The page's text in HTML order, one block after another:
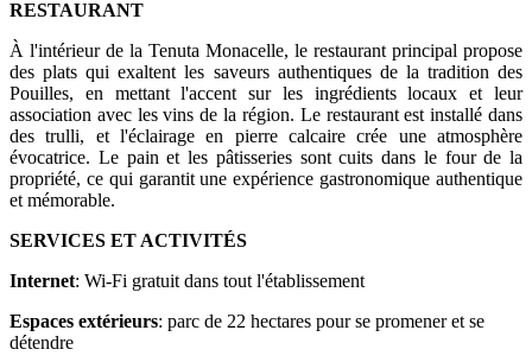
RESTAURANT
À l'intérieur de la Tenuta Monacelle, le restaurant principal propose
des plats qui exaltent les saveurs authentiques de la tradition des
Pouilles, en mettant l'accent sur les ingrédients locaux et leur
association avec les vins de la région. Le restaurant est installé dans
des trulli, et l'éclairage en pierre calcaire crée une atmosphère
évocatrice. Le pain et les pâtisseries sont cuits dans le four de la
propriété, ce qui garantit une expérience gastronomique authentique
et mémorable.
SERVICES ET ACTIVITÉS
Internet: Wi-Fi gratuit dans tout l'établissement
Espaces extérieurs: parc de 22 hectares pour se promener et se
détendre